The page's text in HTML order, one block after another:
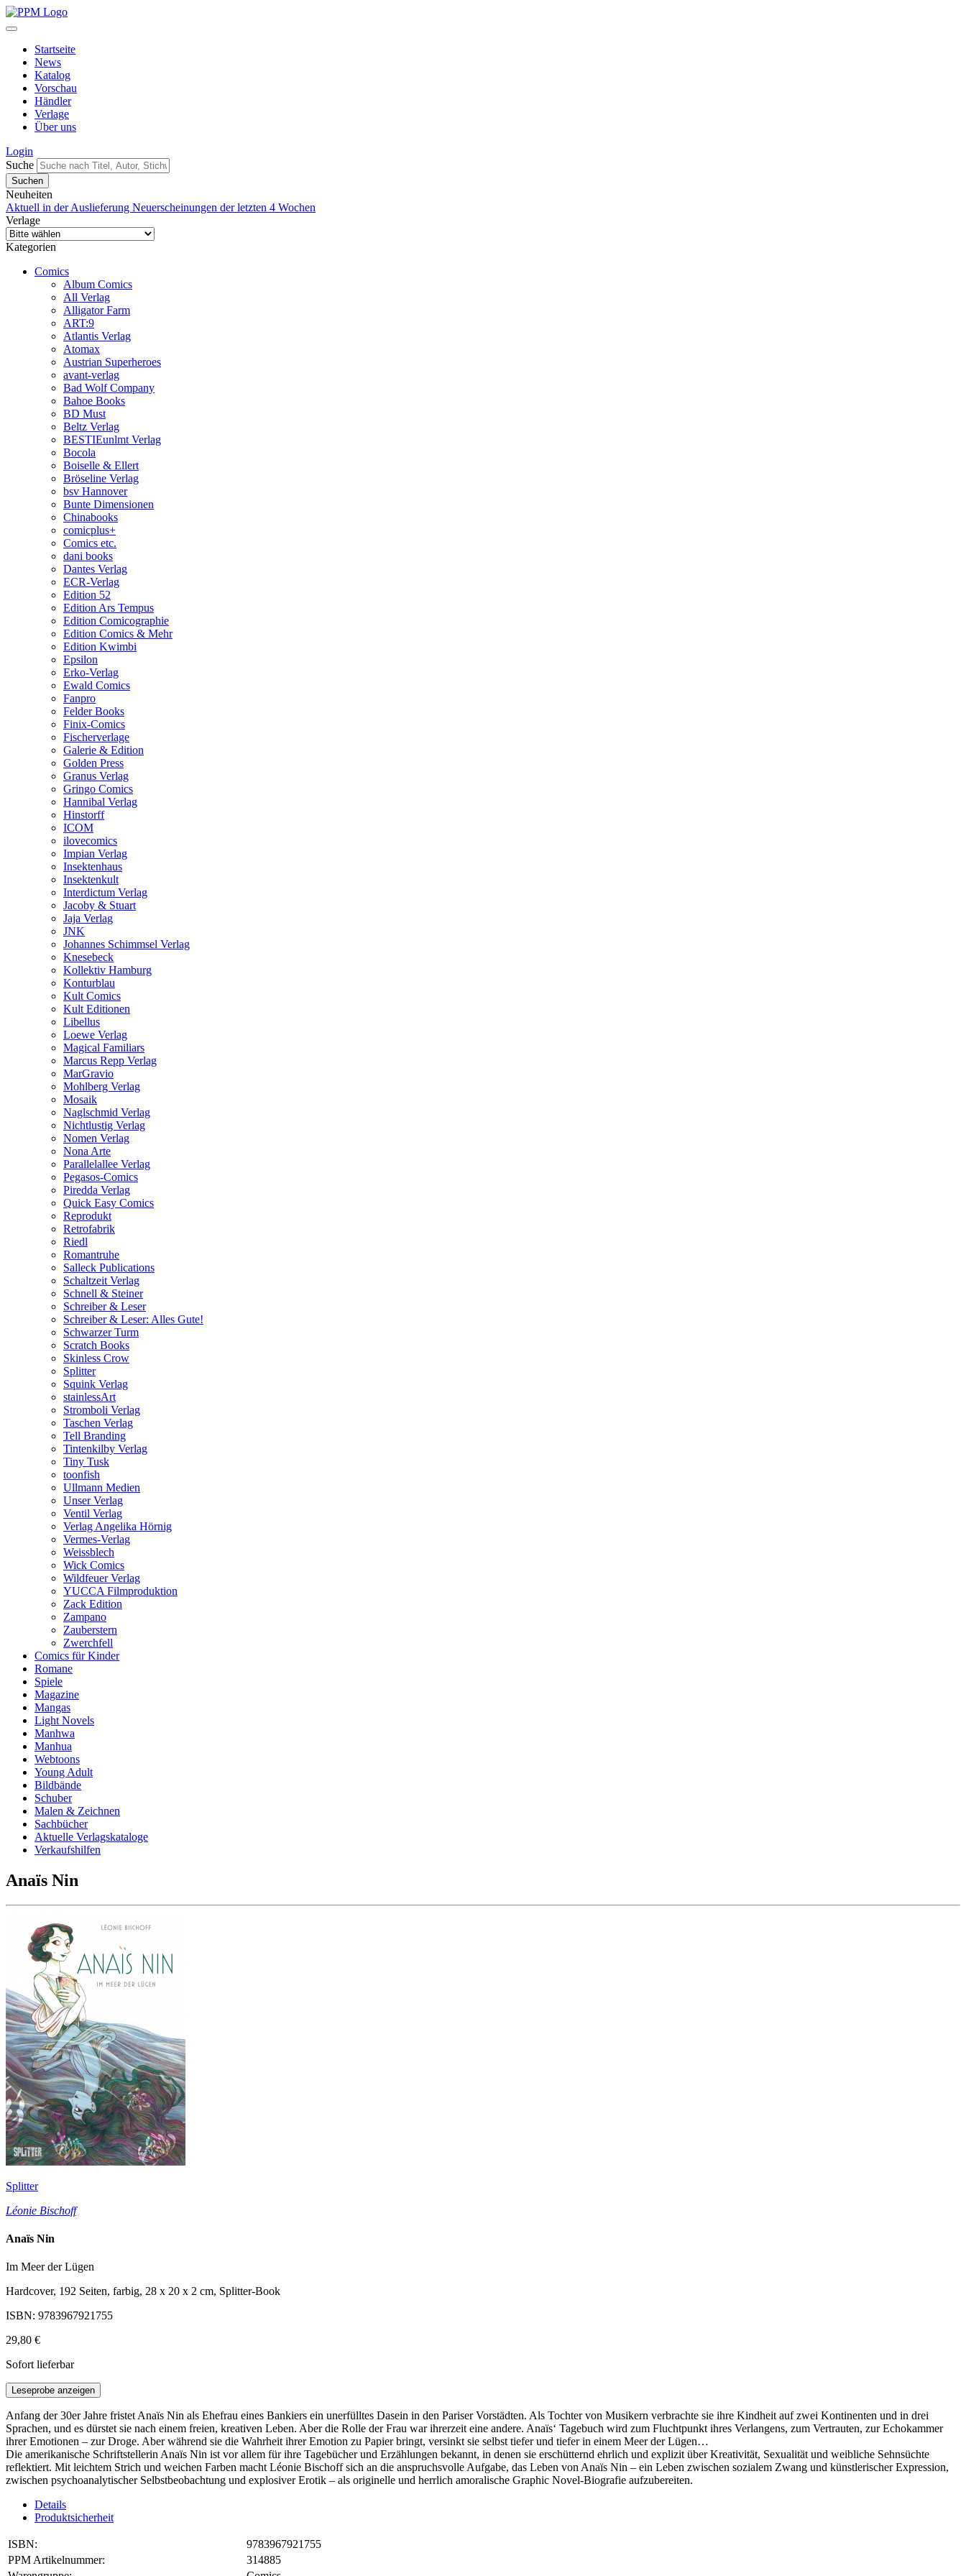
Startseite
News
Katalog
Vorschau
Händler
Verlage
Über uns
Login
Suche
Neuheiten
Aktuell in der Auslieferung Neuerscheinungen der letzten 4 Wochen
Verlage
Kategorien
Comics
Album Comics
All Verlag
Alligator Farm
ART:9
Atlantis Verlag
Atomax
Austrian Superheroes
avant-verlag
Bad Wolf Company
Bahoe Books
BD Must
Beltz Verlag
BESTIEunlmt Verlag
Bocola
Boiselle & Ellert
Bröseline Verlag
bsv Hannover
Bunte Dimensionen
Chinabooks
comicplus+
Comics etc.
dani books
Dantes Verlag
ECR-Verlag
Edition 52
Edition Ars Tempus
Edition Comicographie
Edition Comics & Mehr
Edition Kwimbi
Epsilon
Erko-Verlag
Ewald Comics
Fanpro
Felder Books
Finix-Comics
Fischerverlage
Galerie & Edition
Golden Press
Granus Verlag
Gringo Comics
Hannibal Verlag
Hinstorff
ICOM
ilovecomics
Impian Verlag
Insektenhaus
Insektenkult
Interdictum Verlag
Jacoby & Stuart
Jaja Verlag
JNK
Johannes Schimmsel Verlag
Knesebeck
Kollektiv Hamburg
Konturblau
Kult Comics
Kult Editionen
Libellus
Loewe Verlag
Magical Familiars
Marcus Repp Verlag
MarGravio
Mohlberg Verlag
Mosaik
Naglschmid Verlag
Nichtlustig Verlag
Nomen Verlag
Nona Arte
Parallelallee Verlag
Pegasos-Comics
Piredda Verlag
Quick Easy Comics
Reprodukt
Retrofabrik
Riedl
Romantruhe
Salleck Publications
Schaltzeit Verlag
Schnell & Steiner
Schreiber & Leser
Schreiber & Leser: Alles Gute!
Schwarzer Turm
Scratch Books
Skinless Crow
Splitter
Squink Verlag
stainlessArt
Stromboli Verlag
Taschen Verlag
Tell Branding
Tintenkilby Verlag
Tiny Tusk
toonfish
Ullmann Medien
Unser Verlag
Ventil Verlag
Verlag Angelika Hörnig
Vermes-Verlag
Weissblech
Wick Comics
Wildfeuer Verlag
YUCCA Filmproduktion
Zack Edition
Zampano
Zauberstern
Zwerchfell
Comics für Kinder
Romane
Spiele
Magazine
Mangas
Light Novels
Manhwa
Manhua
Webtoons
Young Adult
Bildbände
Schuber
Malen & Zeichnen
Sachbücher
Aktuelle Verlagskataloge
Verkaufshilfen
Anaïs Nin
Splitter
Léonie Bischoff
Anaïs Nin
Im Meer der Lügen
Hardcover, 192 Seiten, farbig, 28 x 20 x 2 cm, Splitter-Book
ISBN: 9783967921755
29,80 €
Sofort lieferbar
Leseprobe anzeigen
Anfang der 30er Jahre fristet Anaïs Nin als Ehefrau eines Bankiers ein unerfülltes Dasein in den Pariser Vorstädten. Als Tochter von Musikern verbrachte sie ihre Kindheit auf zwei Kontinenten und in drei
Sprachen, und es dürstet sie nach einem freien, kreativen Leben. Aber die Rolle der Frau war ihrerzeit eine andere. Anaïs‘ Tagebuch wird zum Fluchtpunkt ihres Verlangens, zum Vertrauten, zur Echokammer
ihrer Emotionen – zur Droge. Aber während sie die Wahrheit ihrer Emotion zu Papier bringt, versinkt sie selbst tiefer und tiefer in einem Meer der Lügen…
Die amerikanische Schriftstellerin Anaïs Nin ist vor allem für ihre Tagebücher und Erzählungen bekannt, in denen sie erschütternd ehrlich und explizit über Kreativität, Sexualität und weibliche Sehnsüchte
reflektiert. Mit leichtem Strich und weichen Farben macht Léonie Bischoff sich an die anspruchsvolle Aufgabe, das Leben von Anaïs Nin – ein Leben zwischen sozialem Zwang und künstlerischer Expression,
zwischen psychoanalytischer Selbstbeobachtung und explosiver Erotik – als originelle und herrlich amoralische Graphic Novel-Biografie aufzubereiten.
Details
Produktsicherheit
ISBN:
9783967921755
PPM Artikelnummer:
314885